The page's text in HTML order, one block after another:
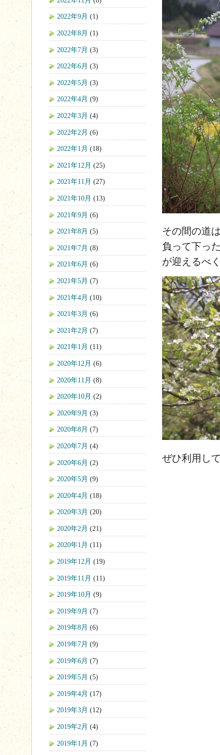
その間の道
負って下っ
が迎えるべ
ぜひ利用し
2022年9月 (1)
2022年8月 (1)
2022年7月 (3)
2022年6月 (3)
2022年5月 (3)
2022年4月 (9)
2022年3月 (4)
2022年2月 (6)
2022年1月 (18)
2021年12月 (25)
2021年11月 (27)
2021年10月 (13)
2021年9月 (6)
2021年8月 (5)
2021年7月 (8)
2021年6月 (6)
2021年5月 (7)
2021年4月 (10)
2021年3月 (6)
2021年2月 (7)
2021年1月 (11)
2020年12月 (6)
2020年11月 (8)
2020年10月 (2)
2020年9月 (3)
2020年8月 (7)
2020年7月 (4)
2020年6月 (2)
2020年5月 (9)
2020年4月 (18)
2020年3月 (20)
2020年2月 (21)
2020年1月 (11)
2019年12月 (19)
2019年11月 (11)
2019年10月 (9)
2019年9月 (7)
2019年8月 (6)
2019年7月 (9)
2019年6月 (7)
2019年5月 (5)
2019年4月 (17)
2019年3月 (12)
2019年2月 (4)
2019年1月 (7)